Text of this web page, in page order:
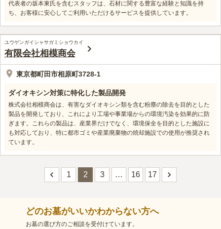
代表者の坂本東氏を含むスタッフは、石材に関する豊富な経験と知識を持
ち、お客様に安心してご利用いただけるサービスを提供しています。
ユウゲンガイシャサガミショウカイ
有限会社相模商会
東京都町田市相原町3728-1
ダイオキシン対策に特化した製品開発
株式会社相模商会は、有害なダイオキシン類を含む粉塵の除去を目的とした
製品を開発しており、これにより工場や事業場からの環境汚染を効果的に防
ぎます。これらの製品は、産業界だけでなく、環境保全を目的とした施設に
も対応しており、特に都市ゴミや産業廃棄物の焼却施設での使用が推奨され
ています。
1 2 3 … 16 17
どのお墓がいいかわからない方へ
お墓の選び方のご相談を受付けています。